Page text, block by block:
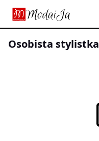
osobista stylistka